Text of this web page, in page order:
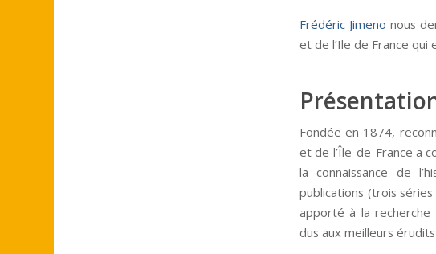
Frédéric Jimeno nous
et de l’Ile de France qui
Fondée en 1874,
et de l’Île-de-France a
la connaissance de
publications (trois
apporté à la recherche
dus aux meilleurs